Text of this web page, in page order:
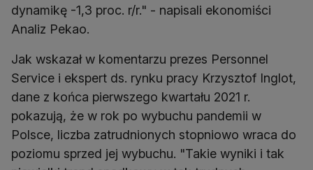
dynamikę -1,3 proc. r/r." - napisali ekonomiści
Analiz Pekao.
Jak wskazał w komentarzu prezes Personnel
Service i ekspert ds. rynku pracy Krzysztof Inglot,
dane z końca pierwszego kwartału 2021 r.
pokazują, że w rok po wybuchu pandemii w
Polsce, liczba zatrudnionych stopniowo wraca do
poziomu sprzed jej wybuchu. "Takie wyniki i tak